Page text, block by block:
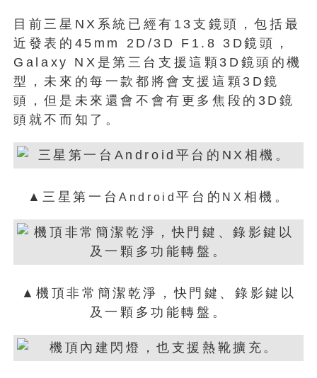
目前三星NX系統已經有13支鏡頭，包括最
近發表的45mm 2D/3D F1.8 3D鏡頭，
Galaxy NX是第三台支援這顆3D鏡頭的機
型，未來的每一款都將會支援這顆3D鏡
頭，但是未來還會不會有更多焦段的3D鏡
頭就不而知了。
▲三星第一台Android平台的 NX 相機。
▲機頂非常簡潔乾淨，快門鍵、錄影鍵以
及一顆多功能轉盤。